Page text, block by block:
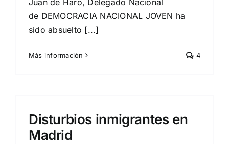
Juan de Haro, Delegado Nacional
de DEMOCRACIA NACIONAL JOVEN ha
sido absuelto [...]
Más información 4
Disturbios inmigrantes en
Madrid